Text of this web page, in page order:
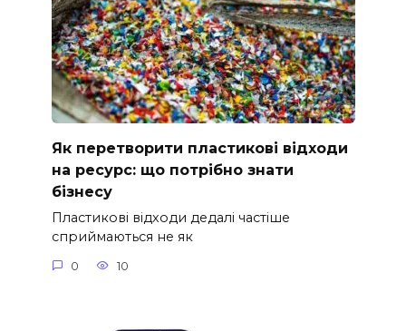
Як перетворити пластикові відходи
на ресурс: що потрібно знати
бізнесу
Пластикові відходи дедалі частіше
сприймаються не як
0 10